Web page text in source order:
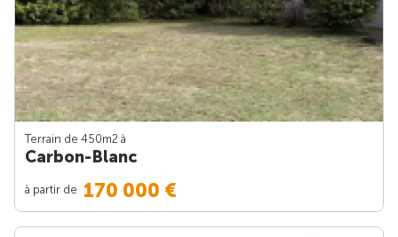
Terrain de 450m2 à
Carbon-Blanc
à partir de 170 000 €